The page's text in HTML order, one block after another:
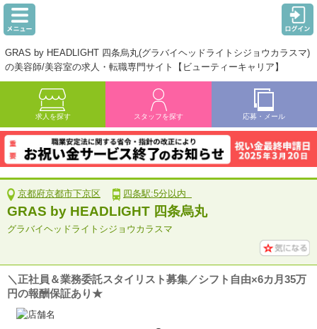
GRAS by HEADLIGHT 四条烏丸(グラバイヘッドライトシジョウカラスマ)
の美容師/美容室の求人・転職専門サイト【ビューティーキャリア】
求人を探す スタッフを探す 応募・メール
京都府京都市下京区 四条駅:5分以内
GRAS by HEADLIGHT 四条烏丸
グラバイヘッドライトシジョウカラスマ
＼正社員＆業務委託スタイリスト募集／シフト自由×6カ月35万
円の報酬保証あり★